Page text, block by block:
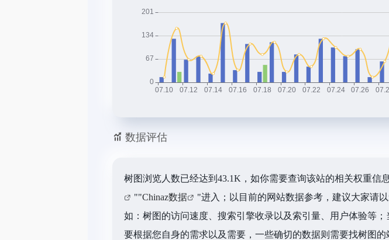
数据评估
树图浏览人数已经达到43.1K，如你需要查询该站的相关权重信
""Chinaz数据
"进入；以目前的网站数据参考，建议大家请
如：树图的访问速度、搜索引擎收录以及索引量、用户体验等
要根据您自身的需求以及需要，一些确切的数据则需要找树图